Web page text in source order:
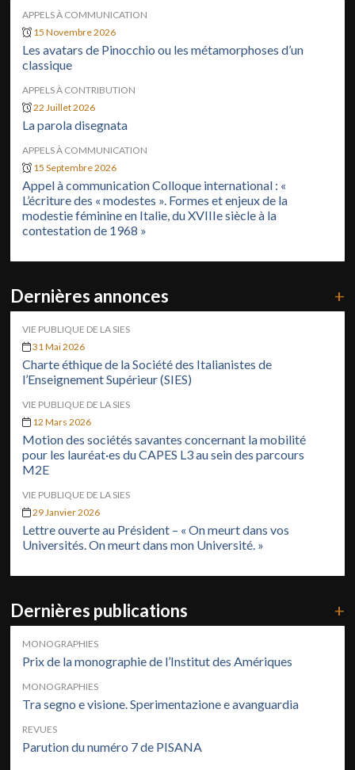
APPELS À COMMUNICATION
15 Novembre 2026
Les avatars de Pinocchio ou les métamorphoses d’un
classique
APPELS À CONTRIBUTION
22 Juillet 2026
La parola disegnata
APPELS À COMMUNICATION
15 Septembre 2026
Appel à communication Colloque international : «
L’écriture des « modestes ». Formes et enjeux de la
modestie féminine en Italie, du XVIIIe siècle à la
contestation de 1968 »
Dernières annonces +
VIE PUBLIQUE DE LA SIES
31 Mai 2026
Charte éthique de la Société des Italianistes de
l’Enseignement Supérieur (SIES)
VIE PUBLIQUE DE LA SIES
12 Mars 2026
Motion des sociétés savantes concernant la mobilité
pour les lauréat·es du CAPES L3 au sein des parcours
M2E
VIE PUBLIQUE DE LA SIES
29 Janvier 2026
Lettre ouverte au Président – « On meurt dans vos
Universités. On meurt dans mon Université. »
Dernières publications +
MONOGRAPHIES
Prix de la monographie de l’Institut des Amériques
MONOGRAPHIES
Tra segno e visione. Sperimentazione e avanguardia
REVUES
Parution du numéro 7 de PISANA